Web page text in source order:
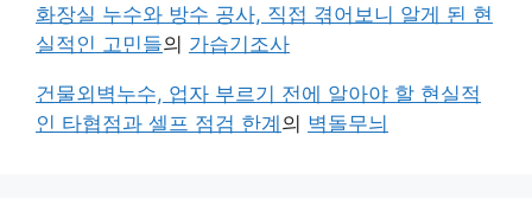
화장실 누수와 방수 공사, 직접 겪어보니 알게 된 현
실적인 고민들의 가습기조사
건물외벽누수, 업자 부르기 전에 알아야 할 현실적
인 타협점과 셀프 점검 한계의 벽돌무늬